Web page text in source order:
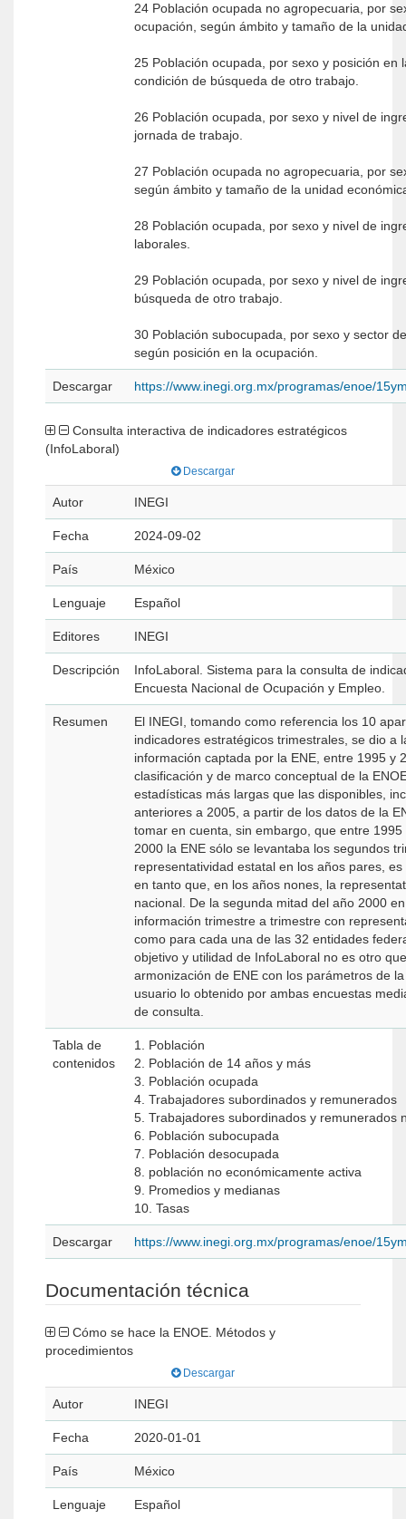
24 Población ocupada no agropecuaria, por
ocupación, según ámbito y tamaño de la
25 Población ocupada, por sexo y posición en
condición de búsqueda de otro trabajo.
26 Población ocupada, por sexo y nivel de
jornada de trabajo.
27 Población ocupada no agropecuaria, por
según ámbito y tamaño de la unidad
28 Población ocupada, por sexo y nivel de
laborales.
29 Población ocupada, por sexo y nivel de
búsqueda de otro trabajo.
30 Población subocupada, por sexo y sector
según posición en la ocupación.
Descargar https://www.inegi.org.mx/programas/enoe/
(InfoLaboral)
Descargar
Autor INEGI
Fecha 2024-09-02
País México
Lenguaje Español
Editores INEGI
Descripción
InfoLaboral. Sistema para la consulta de
Encuesta Nacional de Ocupación y Empleo.
Resumen
El INEGI, tomando como referencia los 10
indicadores estratégicos trimestrales, se dio a
información captada por la ENE, entre 1995 y
clasificación y de marco conceptual de la
estadísticas más largas que las disponibles,
anteriores a 2005, a partir de los datos de la
tomar en cuenta, sin embargo, que entre
2000 la ENE sólo se levantaba los segundos
representatividad estatal en los años pares,
en tanto que, en los años nones, la
nacional. De la segunda mitad del año 2000
información trimestre a trimestre con
como para cada una de las 32 entidades
objetivo y utilidad de InfoLaboral no es otro
armonización de ENE con los parámetros de
usuario lo obtenido por ambas encuestas
de consulta.
Tabla de
contenidos
1. Población
2. Población de 14 años y más
3. Población ocupada
4. Trabajadores subordinados y remunerados
5. Trabajadores subordinados y remunerados
6. Población subocupada
7. Población desocupada
8. población no económicamente activa
9. Promedios y medianas
10. Tasas
Descargar https://www.inegi.org.mx/programas/enoe/
Documentación técnica
procedimientos
Descargar
Autor INEGI
Fecha 2020-01-01
País México
Lenguaje Español